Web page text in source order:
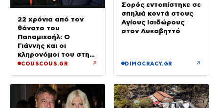
22 χρόνια από τον
θάνατο του
Παπαμιχαήλ: Ο
Γιάννης και οι
κληρονόμοι του στη
διαθήκη
COUSCOUS.GR ↗
Σορός εντοπίστηκε σε
σπηλιά κοντά στους
Αγίους Ισιδώρους
στον Λυκαβηττό
DIMOCRACY.GR ↗